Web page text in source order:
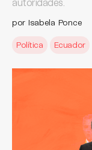
por Isabela Ponce
Política Ecuador